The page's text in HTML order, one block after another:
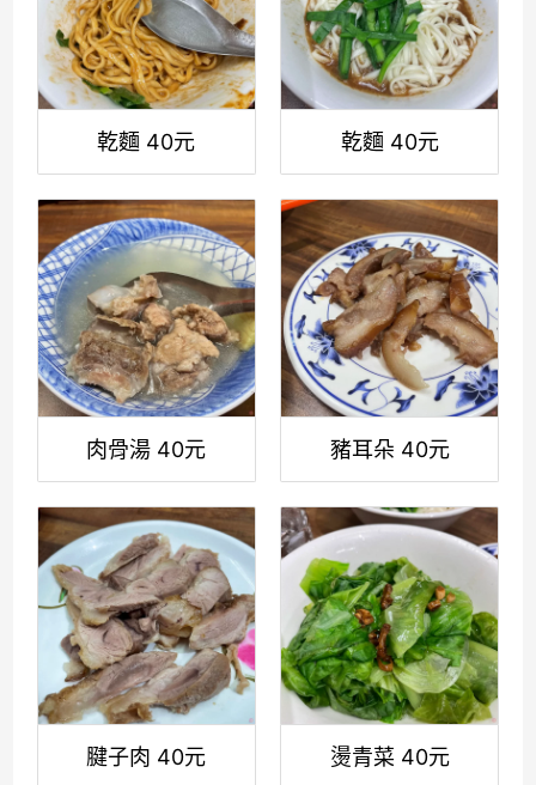
乾麵 40元 乾麵 40元
肉骨湯 40元 豬耳朵 40元
腱子肉 40元 燙青菜 40元